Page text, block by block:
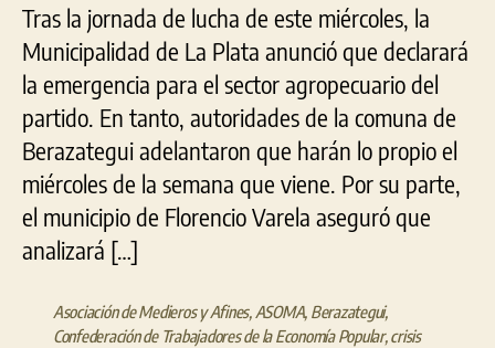
Tras la jornada de lucha de este miércoles, la
Municipalidad de La Plata anunció que declarará
la emergencia para el sector agropecuario del
partido. En tanto, autoridades de la comuna de
Berazategui adelantaron que harán lo propio el
miércoles de la semana que viene. Por su parte,
el municipio de Florencio Varela aseguró que
analizará […]
Asociación de Medieros y Afines, ASOMA, Berazategui,
Confederación de Trabajadores de la Economía Popular, crisis